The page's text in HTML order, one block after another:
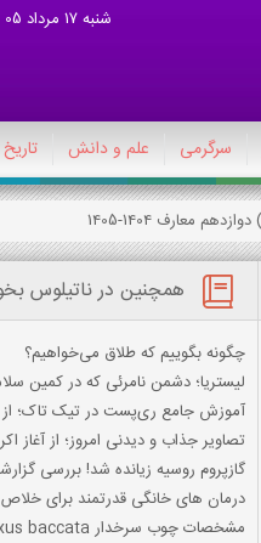
شنبه 17 مرداد 05
سرگرمی علم و دانش تاریخ
همچنین در ناتیلوس
چگونه بگوییم که طلاق می‌‌‌‌‌‌‌‌‌‌‌‌‌‌‌‌‌‌‌‌‌‌‌‌‌‌‌خواهیم؟
لیستریا؛ دشمن نامرئی که در کمین
آموزش جامع ری‌پست در تیک تاک؛
تصاویر جذاب و دیدنی امروز؛ از
گازپروم روسیه زیانده شد! بررسی
درمان های خانگی قدرتمند برای
مشخصات چوب سرخدار taxus baccata